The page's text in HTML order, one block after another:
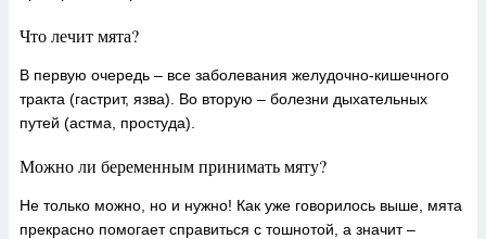
Что лечит мята?
В первую очередь – все заболевания желудочно-кишечного
тракта (гастрит, язва). Во вторую – болезни дыхательных
путей (астма, простуда).
Можно ли беременным принимать мяту?
Не только можно, но и нужно! Как уже говорилось выше, мята
прекрасно помогает справиться с тошнотой, а значит –